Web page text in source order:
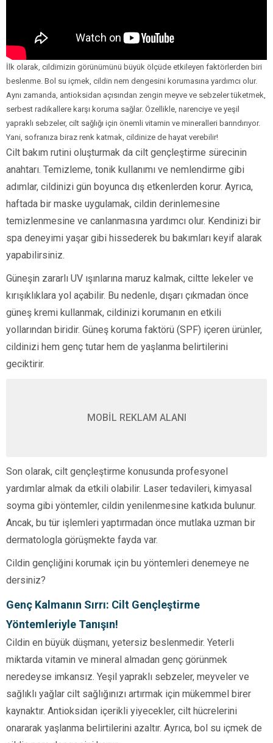
İlk olarak, cildimizin görünümünü büyük ölçüde etkileyen faktörlerden biri
beslenme. Bol su içmek, cildin nem dengesini korumasına yardımcı olur.
Aynı zamanda, antioksidan açısından zengin meyve ve sebzeler tüketmek,
serbest radikallere karşı koruma sağlar. Özellikle, narenciye ve yeşil
yapraklı sebzeler, cilt sağlığı için önemli vitamin ve mineralleri barındırıyor.
Yani, sofranıza biraz renk katmak, cildinize de hayat verebilir!
Cilt bakım rutini oluşturmak da cilt gençleştirme sürecinin
anahtarı. Temizleme, tonik kullanımı ve nemlendirme gibi
adımlar, cildinizi gün boyunca dış etkenlerden korur. Ayrıca,
haftada bir maske uygulamak, cildin derinlemesine
temizlenmesine ve canlanmasına yardımcı olur. Kendinizi bir
spa deneyimi yaşar gibi hissederek bu bakımları keyif alarak
yapabilirsiniz.
Güneşin zararlı UV ışınlarına maruz kalmak, ciltte lekeler ve
kırışıklıklara yol açabilir. Bu nedenle, dışarı çıkmadan önce
güneş kremi kullanmak, cildinizi korumanın en etkili
yollarından biridir. Güneş koruma faktörü (SPF) içeren ürünler,
cildinizi hem genç tutar hem de yaşlanma belirtilerini
geciktirir.
MOBİL REKLAM ALANI
Son olarak, cilt gençleştirme konusunda profesyonel
yardımlar almak da etkili olabilir. Laser tedavileri, kimyasal
soyma gibi yöntemler, cildin yenilenmesine katkıda bulunur.
Ancak, bu tür işlemleri yaptırmadan önce mutlaka uzman bir
dermatologla görüşmekte fayda var.
Cildin gençliğini korumak için bu yöntemleri denemeye ne
dersiniz?
Genç Kalmanın Sırrı: Cilt Gençleştirme
Yöntemleriyle Tanışın!
Cildin en büyük düşmanı, yetersiz beslenmedir. Yeterli
miktarda vitamin ve mineral almadan genç görünmek
neredeyse imkansız. Yeşil yapraklı sebzeler, meyveler ve
sağlıklı yağlar cilt sağlığınızı artırmak için mükemmel birer
kaynaktır. Antioksidan içerikli yiyecekler, cilt hücrelerini
onararak yaşlanma belirtilerini azaltır. Ayrıca, bol su içmek de